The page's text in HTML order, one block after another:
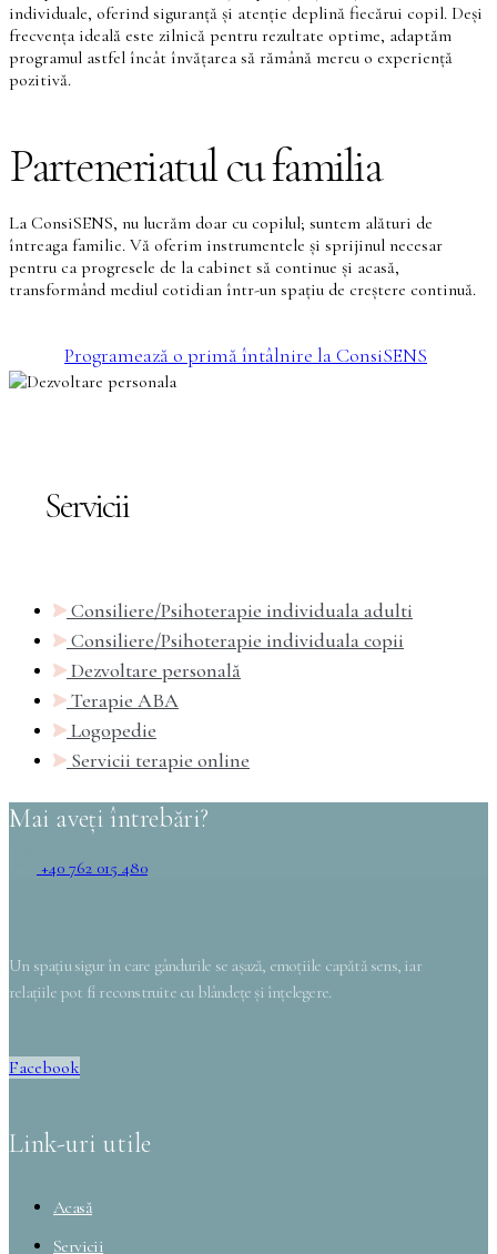
individuale, oferind siguranță și atenție deplină fiecărui copil. Deși
frecvența ideală este zilnică pentru rezultate optime, adaptăm
programul astfel încât învățarea să rămână mereu o experiență
pozitivă.
Parteneriatul cu familia
La ConsiSENS, nu lucrăm doar cu copilul; suntem alături de
întreaga familie. Vă oferim instrumentele și sprijinul necesar
pentru ca progresele de la cabinet să continue și acasă,
transformând mediul cotidian într-un spațiu de creștere continuă.
Programează o primă întâlnire la ConsiSENS
Servicii
Consiliere/Psihoterapie individuala adulti
Consiliere/Psihoterapie individuala copii
Dezvoltare personală
Terapie ABA
Logopedie
Servicii terapie online
Mai aveți întrebări?
+40 762 015 480
Un spațiu sigur în care gândurile se așază, emoțiile capătă sens, iar
relațiile pot fi reconstruite cu blândețe și înțelegere.
Facebook
Link-uri utile
Acasă
Servicii